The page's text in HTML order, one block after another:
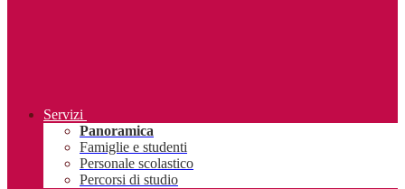
Servizi
Panoramica
Famiglie e studenti
Personale scolastico
Percorsi di studio